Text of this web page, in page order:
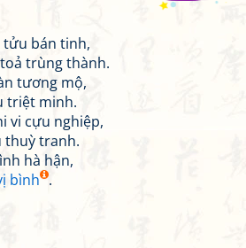
tửu bán tinh,
toả trùng thành.
tương mộ,
triệt minh.
vi cựu nghiệp,
thuỳ tranh.
hà hận,
bình .